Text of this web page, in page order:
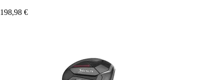
198,98 €